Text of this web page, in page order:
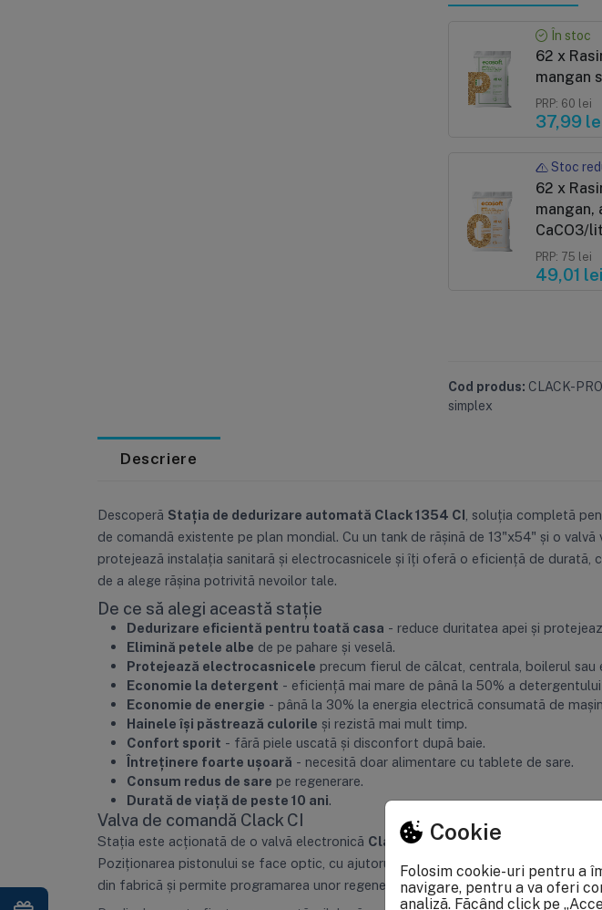
În stoc
62 x Rasina schimbatoare de ioni, ECOMIX P, ambalare vrac, eliminare duritate, fier,
mangan
PRP: 60 lei
37,99
Stoc
62 x Rasina schimbatoare de ioni, ECOMIX C, ambalare vrac, eliminare duritate, fier,
mangan,
CaCO3/
PRP: 75 lei
49,01 lei
Cod produs: CLACK-
simplex
Descriere
Descoperă Stația de dedurizare automată Clack 1354 CI , soluția completă
de comandă existente pe plan mondial. Cu un tank de rășină de 13"x54" și o
protejează instalația sanitară și electrocasnicele și îți oferă o eficiență de durată,
de a alege rășina potrivită nevoilor tale.
De ce să alegi această stație
Dedurizare eficientă pentru toată casa - reduce duritatea apei și
Elimină petele albe de pe pahare și veselă.
Protejează electrocasnicele precum fierul de călcat, centrala, boilerul sau
Economie la detergent - eficiență mai mare de până la 50% a detergentului
Economie de energie - până la 30% la energia electrică consumată de
Hainele își păstrează culorile și rezistă mai mult timp.
Confort sporit - fără piele uscată și disconfort după baie.
Întreținere foarte ușoară - necesită doar alimentare cu tablete de sare.
Consum redus de sare pe regenerare.
Durată de viață de peste 10 ani
Valva de comandă Clack CI
Stația este acționată de o valvă electronică Clack CI, fabricată în SUA, cu afișaj
Poziționarea pistonului se face optic, cu ajutorul fotocelulei, eliminând uzura
din fabrică și permite programarea unor regenerări complexe cu mai multe faze.
Cookie
Folosim cookie-uri pentru a
navigare, pentru a va oferi
analiză. Făcând click pe